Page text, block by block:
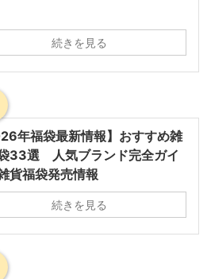
続きを見る
年福袋最新情報】おすすめ雑
33選 人気ブランド完全ガイ
貨福袋発売情報
続きを見る